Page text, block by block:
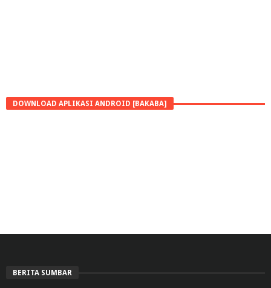
DOWNLOAD APLIKASI ANDROID [BAKABA]
BERITA SUMBAR